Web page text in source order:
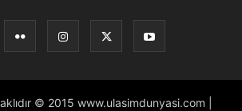
© 2015 www.ulasimdunyasi.com |